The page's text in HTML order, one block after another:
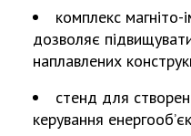
комплекс
дозволяє
наплавлених
стенд для
керування